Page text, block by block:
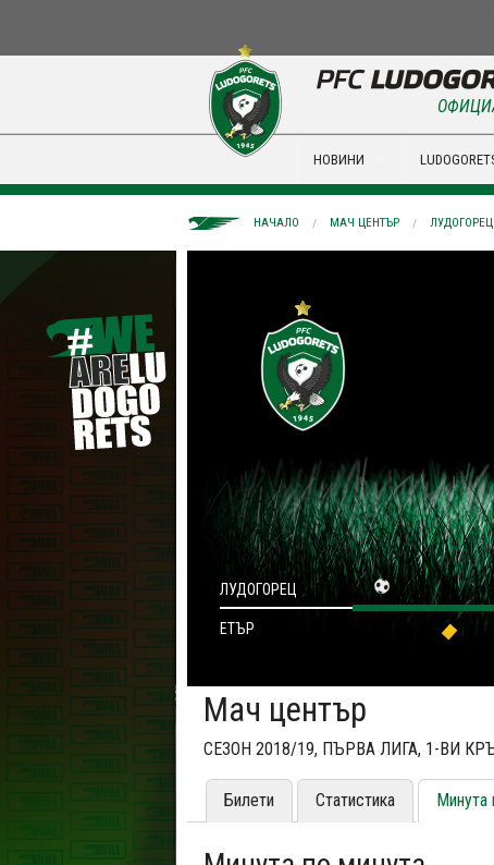
НОВИНИ
НАЧАЛО МАЧ ЦЕНТЪР
ЛУДОГОРЕЦ
ЕТЪР
Мач център
СЕЗОН 2018/19, ПЪРВА ЛИГА, 1-ВИ
Билети Статистика Минута